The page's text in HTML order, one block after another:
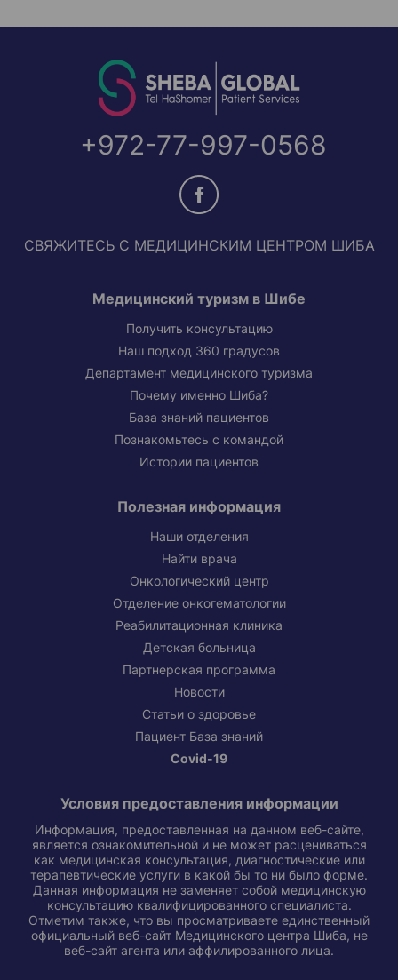
+972-77-997-0568
СВЯЖИТЕСЬ С МЕДИЦИНСКИМ ЦЕНТРОМ ШИБА
Медицинский туризм в Шибе
Получить консультацию
Наш подход 360 градусов
Департамент медицинского туризма
Почему именно Шиба?
База знаний пациентов
Познакомьтесь с командой
Истории пациентов
Полезная информация
Наши отделения
Найти врача
Онкологический центр
Отделение онкогематологии
Реабилитационная клиника
Детская больница
Партнерская программа
Новости
Статьи о здоровье
Пациент База знаний
Covid-19
Условия предоставления информации
Информация, предоставленная на данном веб-сайте,
является ознакомительной и не может расцениваться
как медицинская консультация, диагностические или
терапевтические услуги в какой бы то ни было форме.
Данная информация не заменяет собой медицинскую
консультацию квалифицированного специалиста.
Отметим также, что вы просматриваете единственный
официальный веб-сайт Медицинского центра Шиба, не
веб-сайт агента или аффилированного лица.